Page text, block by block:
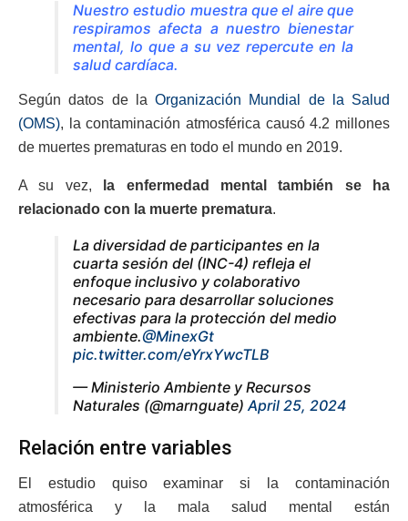
Nuestro estudio muestra que el aire que
respiramos afecta a nuestro bienestar
mental, lo que a su vez repercute en la
salud cardíaca.
Según datos de la Organización Mundial de la Salud
(OMS), la contaminación atmosférica causó 4.2 millones
de muertes prematuras en todo el mundo en 2019.
A su vez,
la enfermedad mental también se ha
relacionado con la muerte prematura.
La diversidad de participantes en la
cuarta sesión del (INC-4) refleja el
enfoque inclusivo y colaborativo
necesario para desarrollar soluciones
efectivas para la protección del medio
ambiente.@MinexGt
pic.twitter.com/eYrxYwcTLB
— Ministerio Ambiente y Recursos
Naturales (@marnguate)April 25, 2024
Relación entre variables
El estudio quiso examinar si la contaminación
atmosférica y la mala salud mental están